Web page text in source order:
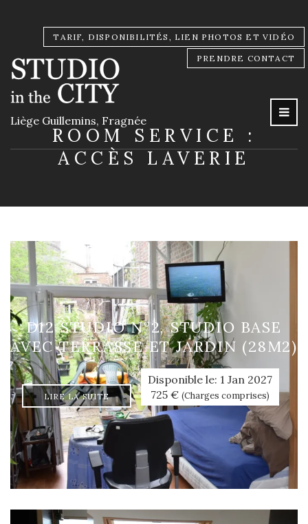
TARIF, DISPONIBILITÉS, LIEN PHOTOS ET VIDÉO
PRENDRE CONTACT
Liège Guillemins, Fragnée
ROOM SERVICE :
ACCÈS LAVERIE
D12 STUDIO N°2, STUDIO BASE
AVEC TERRASSE ET JARDIN (28M2)
LIRE LA SUITE
Disponible le: 1 Jan 2027
725 €(Charges comprises)